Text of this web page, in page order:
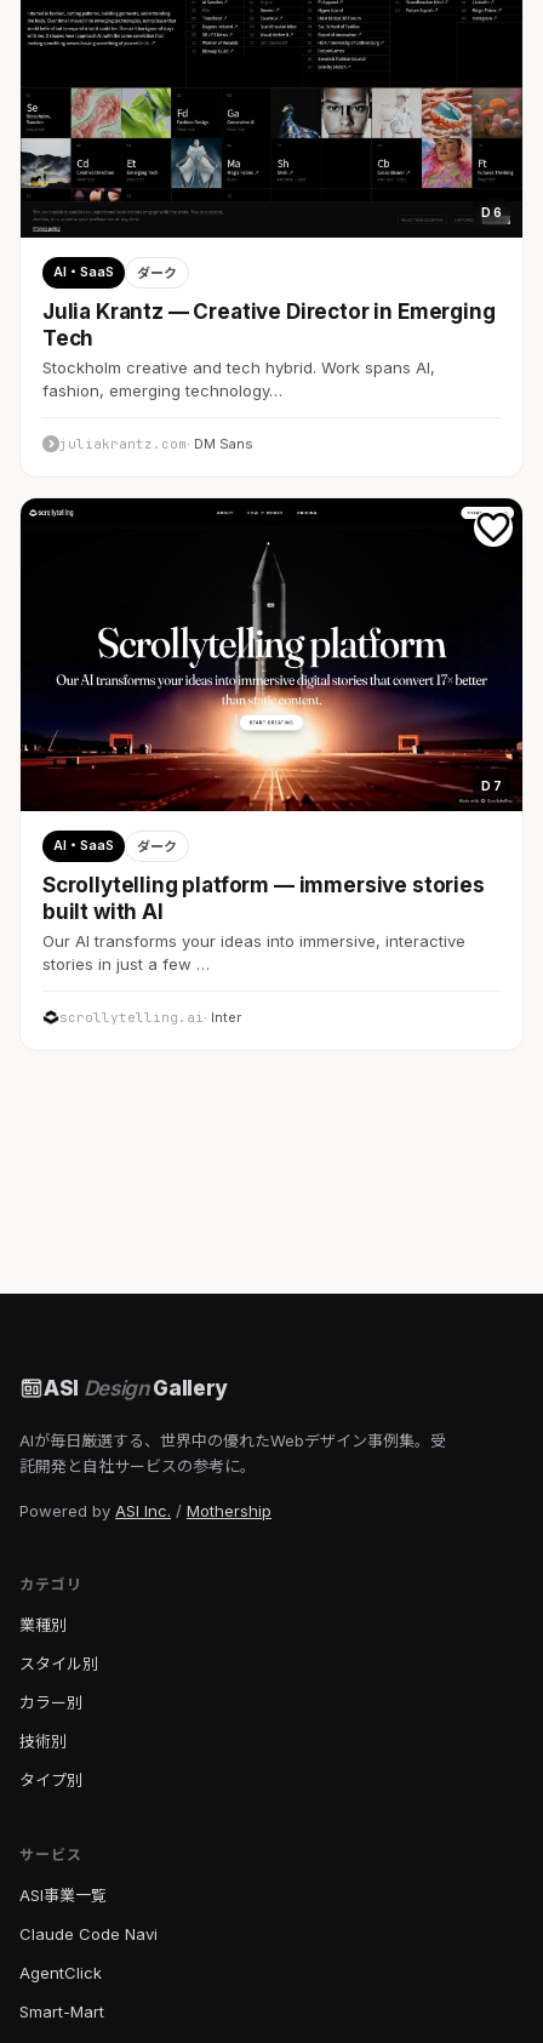
D 6
AI・SaaS ダーク
Julia Krantz — Creative Director in Emerging
Tech
Stockholm creative and tech hybrid. Work spans AI,
fashion, emerging technology…
juliakrantz.com· DM Sans
D 7
AI・SaaS ダーク
Scrollytelling platform — immersive stories
built with AI
Our AI transforms your ideas into immersive, interactive
stories in just a few …
scrollytelling.ai· Inter
ASI DesignGallery
AIが毎日厳選する、世界中の優れたWebデザイン事例集。受
託開発と自社サービスの参考に。
Powered by ASI Inc. / Mothership
カテゴリ
業種別
スタイル別
カラー別
技術別
タイプ別
サービス
ASI事業一覧
Claude Code Navi
AgentClick
Smart-Mart